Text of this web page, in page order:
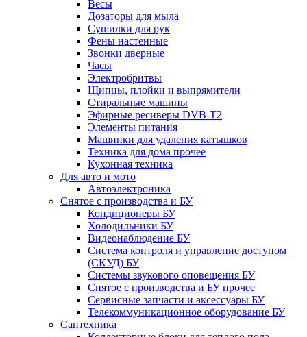
Весы
Дозаторы для мыла
Сушилки для рук
Фены настенные
Звонки дверные
Часы
Электробритвы
Щипцы, плойки и выпрямители
Стиральные машины
Эфирные ресиверы DVB-T2
Элементы питания
Машинки для удаления катышков
Техника для дома прочее
Кухонная техника
Для авто и мото
Автоэлектроника
Снятое с производства и БУ
Кондиционеры БУ
Холодильники БУ
Видеонаблюдение БУ
Система контроля и управление доступом
(СКУД) БУ
Системы звукового оповещения БУ
Снятое с производства и БУ прочее
Сервисные запчасти и аксессуары БУ
Телекоммуникационное оборудование БУ
Сантехника